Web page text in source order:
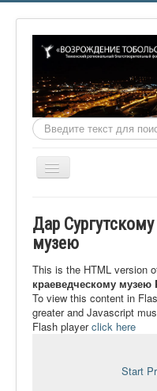
Искать...
Включить/
О фонде
Видеоматериалы
Контакты
Ермаковополе.рф
Дар
музею
This is the HTML version
краеведческому музею
To view this content in
greater and Javascript
Flash playerclick here
Start